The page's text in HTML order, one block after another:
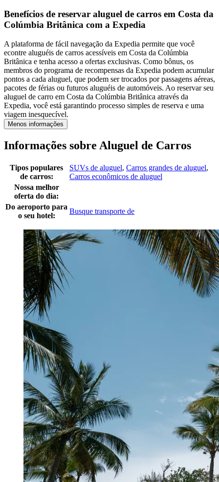
Benefícios de reservar aluguel de carros em Costa da
Colúmbia Britânica com a Expedia
A plataforma de fácil navegação da Expedia permite que você
econtre aluguéis de carros acessíveis em Costa da Colúmbia
Britânica e tenha acesso a ofertas exclusivas. Como bônus, os
membros do programa de recompensas da Expedia podem acumular
pontos a cada aluguel, que podem ser trocados por passagens aéreas,
pacotes de férias ou futuros aluguéis de automóveis. Ao reservar seu
aluguel de carro em Costa da Colúmbia Britânica através da
Expedia, você está garantindo processo simples de reserva e uma
viagem inesquecível.
Menos informações
Informações sobre Aluguel de Carros
Tipos populares
de carros:
SUVs de aluguel, Carros grandes de aluguel,
Carros econômicos de aluguel
Nossa melhor
oferta do dia:
Do aeroporto para
o seu hotel:
Busque transporte de